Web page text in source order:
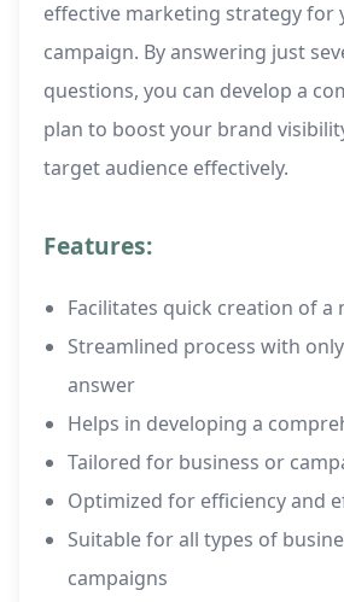
effective marketing strategy for
campaign. By answering just
questions, you can develop a
plan to boost your brand
target audience effectively.
Features:
Facilitates quick creation of a
Streamlined process with
answer
Helps in developing a
Tailored for business or
Optimized for efficiency and
Suitable for all types of
campaigns